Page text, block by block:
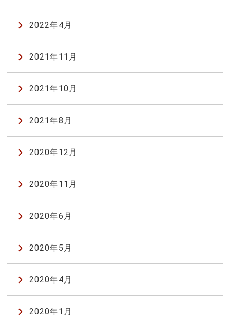
2022年4月
2021年11月
2021年10月
2021年8月
2020年12月
2020年11月
2020年6月
2020年5月
2020年4月
2020年1月